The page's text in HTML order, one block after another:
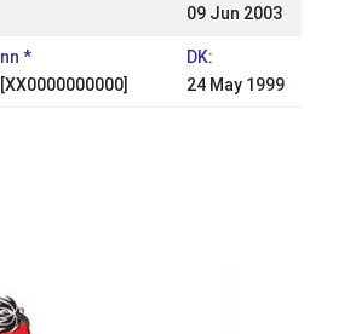
09 Jun 2003
nn *
[XX0000000000]
DK:
24 May 1999